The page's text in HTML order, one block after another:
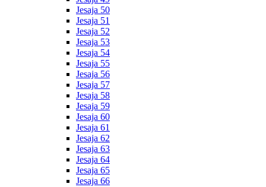
Jesaja 50
Jesaja 51
Jesaja 52
Jesaja 53
Jesaja 54
Jesaja 55
Jesaja 56
Jesaja 57
Jesaja 58
Jesaja 59
Jesaja 60
Jesaja 61
Jesaja 62
Jesaja 63
Jesaja 64
Jesaja 65
Jesaja 66